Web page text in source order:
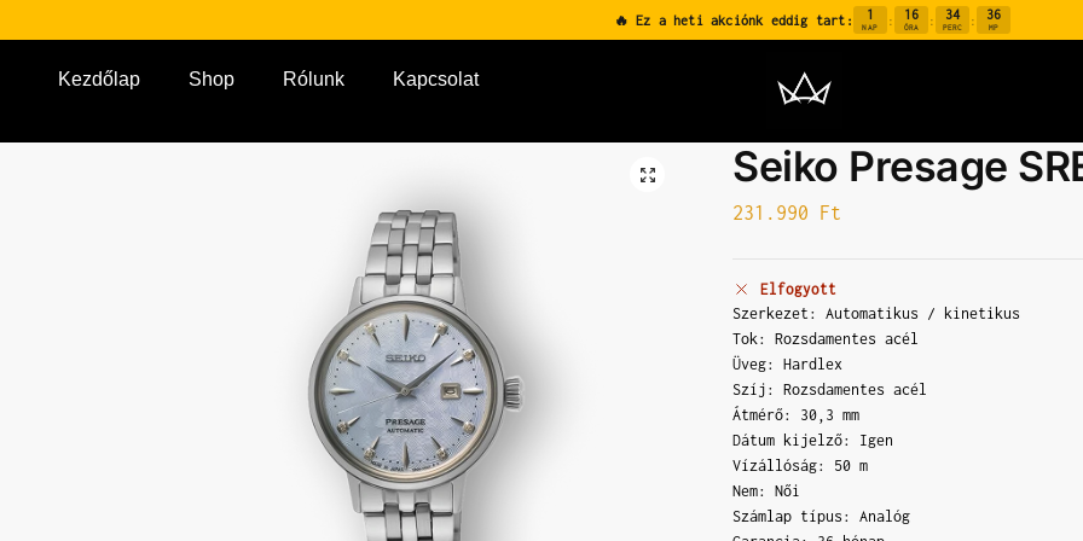
🔥 Ez a heti akciónk eddig tart: 1
NAP : 16
ÓRA : 34
PERC : 35
MP
Kezdőlap Shop Rólunk Kapcsolat
Seiko Presage
231.990 Ft
Elfogyott
Szerkezet: Automatikus / kinetikus
Tok: Rozsdamentes acél
Üveg: Hardlex
Szíj: Rozsdamentes acél
Átmérő: 30,3 mm
Dátum kijelző: Igen
Vízállóság: 50 m
Nem: Női
Számlap típus: Analóg